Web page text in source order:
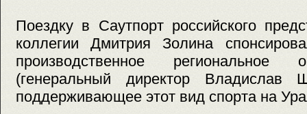
Поездку в Саутпорт российского
коллегии Дмитрия Золина
производственное региональное
(генеральный директор Владислав
поддерживающее этот вид спорта на